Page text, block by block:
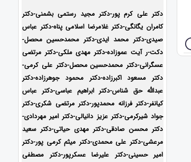
دکتر علی کرم پور-دکتر مجید رستمی بشمنی-دکتر
کامران یگانگی-دکتر غلامرضا اسلامی پناه-دکتر عباس
صیدی-دکتر محمد ایدی-دکتر محمدحسین محصل-
دکت-ر آیت عموزاده-دکتر مهدی ملکی-دکتر مرتضی
عسگرانی-دکتر محمدحسین محصل-دکتر علی کرمی-
دکتر مسعود اکبرزاده-دکتر محمود جوهرزاده-دکتر
عبدالله حق شناس-دکتر ابراهیم عباسی-دکتر عباس
کیانفر-دکتر فرزانه محمدپور-دکتر مرتضی شکری-دکتر
جواد شیرکرمی-دکتر عزیز دانیالی-دکتر امیر مهردادی-
دکتر محسن صادقی-دکتر مهدی حیاتی-دکتر سعید
مرعشی-دکتر علی محمدی-دکتر میثم کرمی پور-دکتر
امیر حسینی-دکتر علیرضا عسکرپور-دکتر مصطفی